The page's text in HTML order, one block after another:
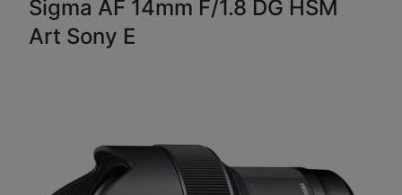
Sigma AF 14mm F/1.8 DG HSM
Art Sony E